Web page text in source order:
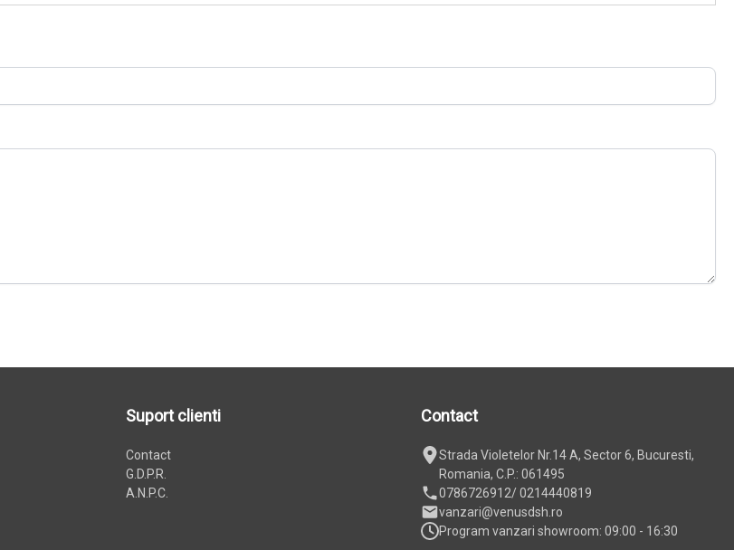
Suport clienti
Contact
G.D.P.R.
A.N.P.C.
Contact
Strada Violetelor Nr.14 A, Sector 6, Bucuresti,
Romania, C.P.: 061495
0786726912/ 0214440819
vanzari@venusdsh.ro
Program vanzari showroom: 09:00 - 16:30